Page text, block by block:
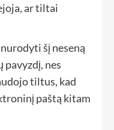
ar tiltai
šį neseną
nes
tiltus, kad
paštą kitam